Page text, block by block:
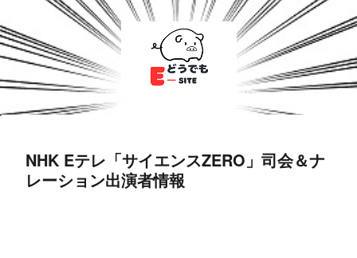
NHK Eテレ「サイエンスZERO」司会＆ナ
レーション出演者情報